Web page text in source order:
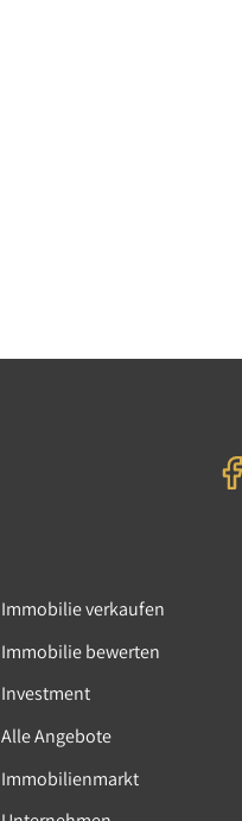
Immobilie verkaufen
Immobilie bewerten
Investment
Alle Angebote
Immobilienmarkt